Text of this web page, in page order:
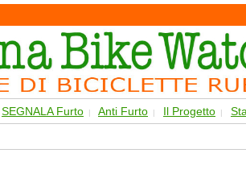
SEGNALA Furto | Anti Furto | Il Progetto |